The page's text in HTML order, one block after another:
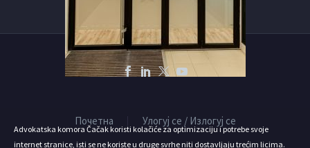
Почетна Улогуј се / Излогуј се
Advokatska komora Čačak koristi kolačiće za optimizaciju i potrebe svoje
internet stranice, isti se ne koriste u druge svrhe niti dostavljaju trećim licima.